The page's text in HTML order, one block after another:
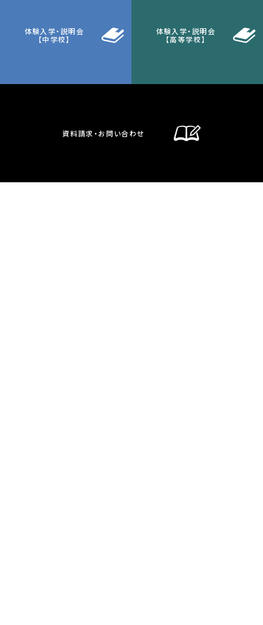
体験入学・説明会
【中学校】
体験入学・説明会
【高等学校】
資料請求・お問い合わせ